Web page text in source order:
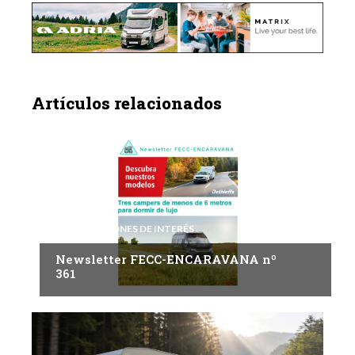
Artículos relacionados
INFORMACIONES DE INTERÉS
Newsletter FECC-ENCARAVANA nº
361